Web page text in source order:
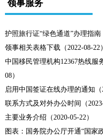
领事服务
护照旅行证“绿色通道”办理指南
领事相关表格下载（2022-08-22）
中国移民管理机构12367热线服
08）
启用中国签证在线办理的通知（
联系方式及对外办公时间（2023-
主要业务介绍（2020-05-22）
图表：国务院办公厅开通“国家